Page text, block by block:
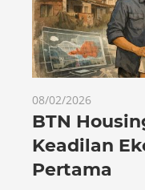
08/02/2026
BTN
Keadilan
Pertama